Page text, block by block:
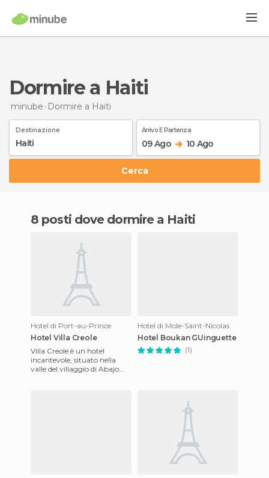
Dormire a Haiti
minube Dormire a Haiti
Destinazione Arrivo E Partenza
09 Ago 10 Ago
Cerca
8 posti dove dormire a Haiti
Hotel di Port-au-Prince
Hotel Villa Creole
Villa Creole è un hotel
incantevole, situato nella
valle del villaggio di Abajo
Hotel di Mole-Saint-Nicolas
Hotel Boukan GUinguette
(1)